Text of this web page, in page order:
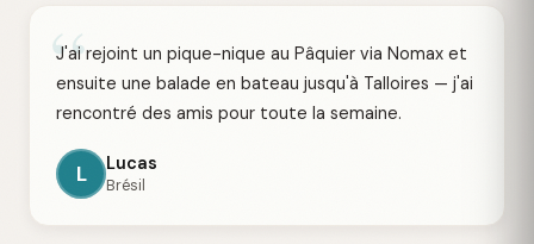
“
J'ai rejoint un pique-nique au Pâquier via Nomax et
ensuite une balade en bateau jusqu'à Talloires — j'ai
rencontré des amis pour toute la semaine.
L Lucas
Brésil